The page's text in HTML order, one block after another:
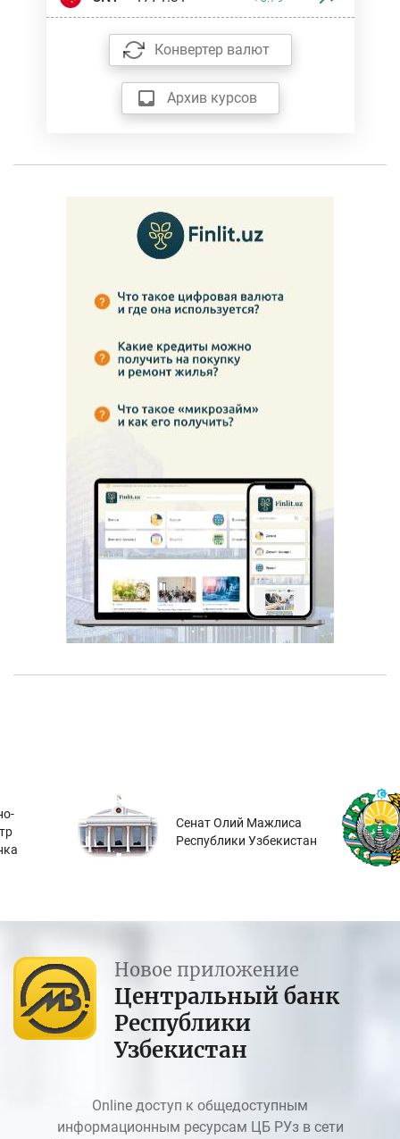
Конвертер валют
Архив курсов
Сенат Олий Мажлиса
Республики Узбекистан
Новое приложение
Центральный банк
Республики
Узбекистан
Online доступ к общедоступным
информационным ресурсам ЦБ РУз в сети